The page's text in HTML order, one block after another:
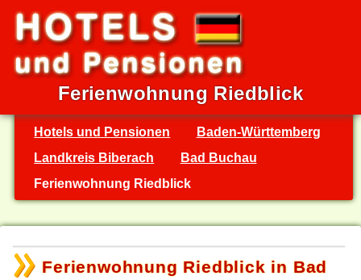
Ferienwohnung Riedblick
Hotels und Pensionen
Baden-Württemberg
Landkreis Biberach
Bad Buchau
Ferienwohnung Riedblick
Ferienwohnung Riedblick in Bad